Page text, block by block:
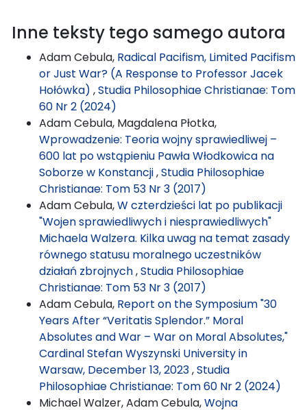
Inne teksty tego samego autora
Adam Cebula, Radical Pacifism, Limited Pacifism
or Just War? (A Response to Professor Jacek
Hołówka) ,Studia Philosophiae Christianae: Tom
60 Nr 2 (2024)
Adam Cebula, Magdalena Płotka,
Wprowadzenie: Teoria wojny sprawiedliwej –
600 lat po wstąpieniu Pawła Włodkowica na
Soborze w Konstancji,Studia Philosophiae
Christianae: Tom 53 Nr 3 (2017)
Adam Cebula,W czterdzieści lat po publikacji
"Wojen sprawiedliwych i niesprawiedliwych"
Michaela Walzera. Kilka uwag na temat zasady
równego statusu moralnego uczestników
działań zbrojnych,Studia Philosophiae
Christianae: Tom 53 Nr 3 (2017)
Adam Cebula, Report on the Symposium "30
Years After “Veritatis Splendor.” Moral
Absolutes and War – War on Moral Absolutes,"
Cardinal Stefan Wyszynski University in
Warsaw, December 13, 2023,Studia
Philosophiae Christianae: Tom 60 Nr 2 (2024)
Michael Walzer, Adam Cebula,Wojna